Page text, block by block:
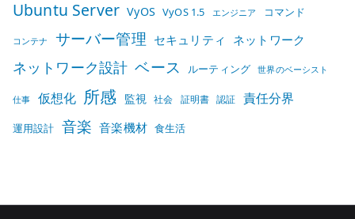
Ubuntu Server VyOS VyOS 1.5 エンジニア コマンド
コンテナ サーバー管理 セキュリティ ネットワーク
ネットワーク設計 ベース ルーティング 世界のベーシスト
仕事 仮想化 所感 監視 社会 証明書 認証 責任分界
運用設計 音楽 音楽機材 食生活